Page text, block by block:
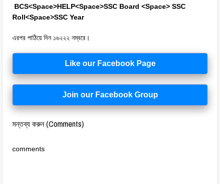
BCS<Space>HELP<Space>SSC Board <Space> SSC
Roll<Space>SSC Year
এরপর পাঠিয়ে দিন ১৬২২২ নম্বরে।
Like our Facebook Page
Join our Facebook Group
মন্তব্য করুন (Comments)
comments